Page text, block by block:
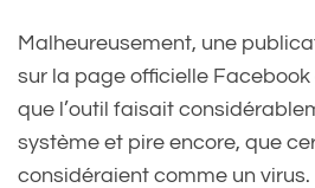
Malheureusement, une
sur la page officielle
que l’outil faisait
système et pire encore, que
considéraient comme un virus.